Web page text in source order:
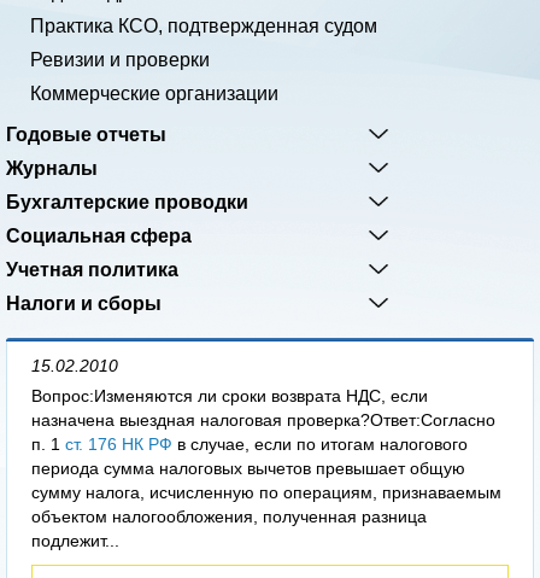
Практика КСО, подтвержденная судом
Ревизии и проверки
Коммерческие организации
Годовые отчеты
Журналы
Бухгалтерские проводки
Социальная сфера
Учетная политика
Налоги и сборы
15.02.2010
Вопрос:Изменяются ли сроки возврата НДС, если
назначена выездная налоговая проверка?Ответ:Согласно
п. 1 ст. 176 НК РФ в случае, если по итогам налогового
периода сумма налоговых вычетов превышает общую
сумму налога, исчисленную по операциям, признаваемым
объектом налогообложения, полученная разница
подлежит...